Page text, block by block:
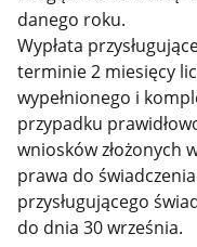
danego roku.
Wypłata
terminie 2 miesięcy
wypełnionego i
przypadku
wniosków złożonych
prawa do
przysługującego
do dnia 30 września.